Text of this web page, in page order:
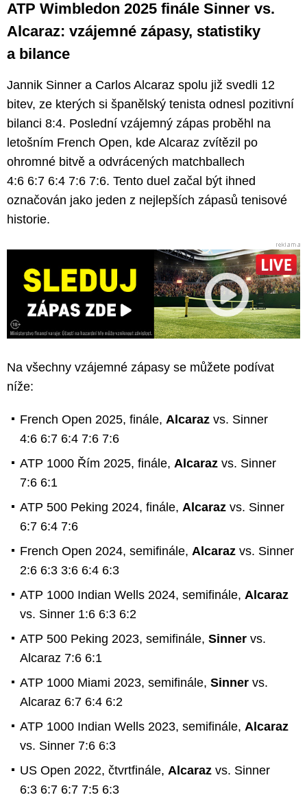
ATP Wimbledon 2025 finále Sinner vs.
Alcaraz: vzájemné zápasy, statistiky
a bilance
Jannik Sinner a Carlos Alcaraz spolu již svedli 12
bitev, ze kterých si španělský tenista odnesl pozitivní
bilanci 8:4. Poslední vzájemný zápas proběhl na
letošním French Open, kde Alcaraz zvítězil po
ohromné bitvě a odvrácených matchballech
4:6 6:7 6:4 7:6 7:6. Tento duel začal být ihned
označován jako jeden z nejlepších zápasů tenisové
historie.
Na všechny vzájemné zápasy se můžete podívat
níže:
French Open 2025, finále, Alcaraz vs. Sinner
4:6 6:7 6:4 7:6 7:6
ATP 1000 Řím 2025, finále, Alcaraz vs. Sinner
7:6 6:1
ATP 500 Peking 2024, finále, Alcaraz vs. Sinner
6:7 6:4 7:6
French Open 2024, semifinále, Alcaraz vs. Sinner
2:6 6:3 3:6 6:4 6:3
ATP 1000 Indian Wells 2024, semifinále, Alcaraz
vs. Sinner 1:6 6:3 6:2
ATP 500 Peking 2023, semifinále, Sinner vs.
Alcaraz 7:6 6:1
ATP 1000 Miami 2023, semifinále, Sinner vs.
Alcaraz 6:7 6:4 6:2
ATP 1000 Indian Wells 2023, semifinále, Alcaraz
vs. Sinner 7:6 6:3
US Open 2022, čtvrtfinále, Alcaraz vs. Sinner
6:3 6:7 6:7 7:5 6:3